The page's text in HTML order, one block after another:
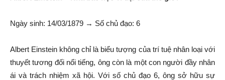
Ngày sinh: 14/03/1879 → Số chủ đạo: 6
Albert Einstein không chỉ là biểu tượng của trí tuệ nhân loại với
thuyết tương đối nổi tiếng, ông còn là một con người đầy nhân
ái và trách nhiệm xã hội. Với số chủ đạo 6, ông sở hữu sự